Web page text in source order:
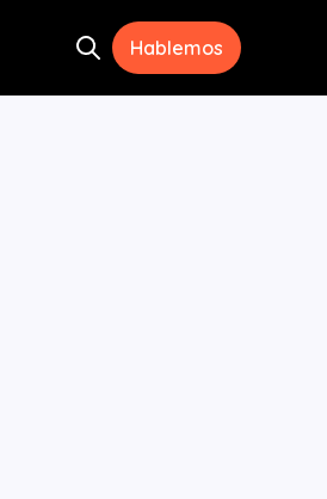
Open search
Hablemos